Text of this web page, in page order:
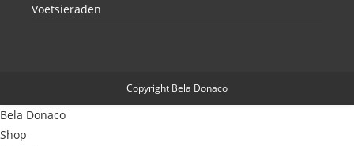
Voetsieraden
Copyright Bela Donaco
Bela Donaco
Shop